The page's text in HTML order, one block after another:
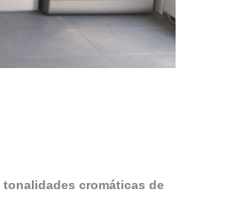
tonalidades cromáticas de